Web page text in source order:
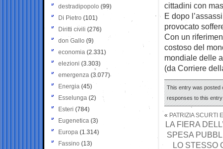
cittadini con
E dopo
provocato
Con un
costoso del
mondiale delle
(da Corriere
This entry was posted
responses to this
« PATRIZIA SCURTI
LA FIERA
SPESA
LO STESSO
destradipopolo (99)
Di Pietro (101)
Diritti civili (276)
don Gallo (9)
economia (2.331)
elezioni (3.303)
emergenza (3.077)
Energia (45)
Esselunga (2)
Esteri (784)
Eugenetica (3)
Europa (1.314)
Fassino (13)